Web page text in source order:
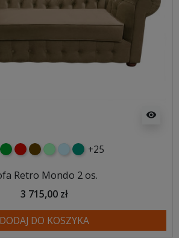
visibility
zielonyczerwony
czekoladowy
miętowybłękitny
turkusowy
+25
Retro Mondo 2 os.
3 715,00 zł
DODAJ DO KOSZYKA